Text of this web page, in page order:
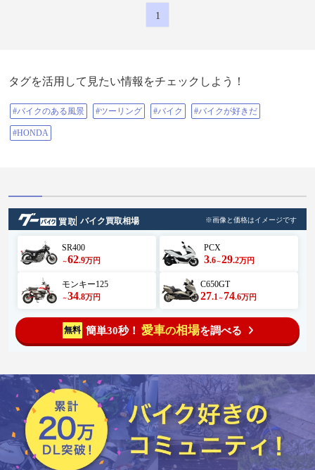
中華食べてる中、同僚と2人して滝
レーラーメンと半チャーハン（辛
さ紛らわすためにも半チャーハン
近くの方は試して下さい♪ホント美
味ですよー。 #Kawasaki #ZX4R #横
1
タグを活用して見たい情報をチェックしよう！
#バイクのある風景 #ツーリング #バイク #バイクが好きだ
#HONDA
バイク買取相場 ※画像と価格はイメージです
SR400
～62.9万円
PCX
3.6～29.2万円
モンキー125
～34.8万円
C650GT
27.1 ～ 74.6万円
無料 簡単30秒！ 愛車の相場を調べる